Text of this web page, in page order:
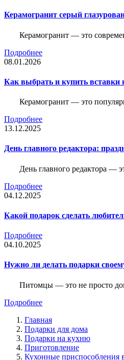
Керамогранит серый
Керамогранит — это
Подробнее
08.01.2026
Как выбрать и купить вставки
Керамогранит — это
Подробнее
13.12.2025
День главного редактора:
День главного редактора —
Подробнее
04.12.2025
Какой подарок сделать
Подробнее
04.10.2025
Нужно ли делать подарки
Питомцы — это не просто
Подробнее
Главная
Подарки для дома
Подарки на кухню
Приготовление
Кухонные приспособления